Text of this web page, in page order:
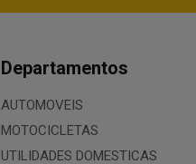
Departamentos
AUTOMOVEIS
MOTOCICLETAS
UTILIDADES DOMESTICAS